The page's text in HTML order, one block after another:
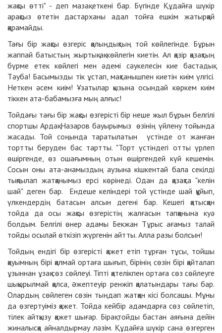
жақсы өтті" - деп мазақ еткені бар. Бүгінде Құдайға шүкір
арақсыз өтетін дастарханы адал тойға ешкім жатырқай
қарамайды.
Тағы бір жақсы өзгеріс қалыңдықтың той көйлегінде. Бұрын
жаппай батыстың жыртық ақ көйлегін киетін. Ал қазір қазақтың
бүрме етек көйлегі мен әдемі сәукелесін кие бастадық.
Тәуба! Басымызды тік ұстап, мақтанышпен киетін киім үлгісі.
Неткен әсем киім! Ұзатылар қызына осындай көркем киім
тіккен ата-бабамызға мың алғыс!
Тойдағы тағы бір жақсы өзгерісті бір неше жыл бұрын белгілі
спортшы Ардақ Назаров бауырымыз өзінің үйлену тойында
жасады. Той соңында таратылатын үстінде от жанған
тортты беруден бас тартты. "Торт үстіндегі отты үрлеп
өшіргенде, өз ошағымның отын өшіргендей күй кешемін.
Сосын оны ата-анамыздың аузына кішкентай бала секілді
тықпылап жатқанымыз ерсі көрінеді. Одан да қазақта "келін
шай" деген бар. Ендеше келіндері той үстінде шай құйып,
үлкендердің батасын алсын дегені бар. Кешегі қатысқан
тойда да осы жақсы өзгерістің жалғасын тапқанына куә
болдым. Белгілі өнер адамы Бекжан Тұрыс ағамыз талай
тойды осылай өткізіп жүргенін айтты. Алла разы болсын!
Тойдың ендігі бір өзгерісті қажет етіп тұрған тұсы, тойшы
қауымның бірі қалмай ортаға шығып, бірінің сөзін бірі қайталап
ұзыннан ұзақ сөз сөйлеуі. Тіпті қателікпен ортаға сөз сөйлеуге
шықырылмай қалса, əжептеуір ренжіп қалатындары тағы бар.
Олардың сөйлеген сөзін тыңдап жатқан кісі болсашы. Мұны
да өзгертуіміз қажет. Тойда кейбір адамдарға сөз сөйлетіп,
тілек айтқызу қажет шығар. Бірақ тойды бастан аяғына дейін
жиналысқа айналдырмау ләзім. Құдайға шүкір сана өзгерген